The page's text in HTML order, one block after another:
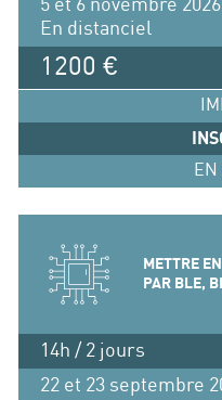
5 et 6 novembre 2026
En distanciel
1200 €
EN
METTRE
PAR BLE,
14h / 2 jours
22 et 23 septembre